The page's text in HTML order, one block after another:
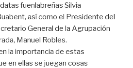
fuenlabreñas Silvia
así como el Presidente del
General de la Agrupación
Manuel Robles.
la importancia de estas
en ellas se juegan cosas